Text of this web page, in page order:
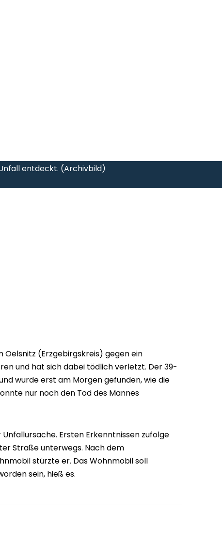
entdeckt. (Archivbild)
Oelsnitz (Erzgebirgskreis) gegen ein
und hat sich dabei tödlich verletzt. Der 39-
wurde erst am Morgen gefunden, wie die
nur noch den Tod des Mannes
Ersten Erkenntnissen zufolge
Straße unterwegs. Nach dem
stürzte er. Das Wohnmobil soll
sein, hieß es.